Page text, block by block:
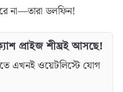
না—তারা ডলফিন!
প্রাইজ শীঘ্রই আসছে!
এখনই ওয়েটলিস্টে যোগ